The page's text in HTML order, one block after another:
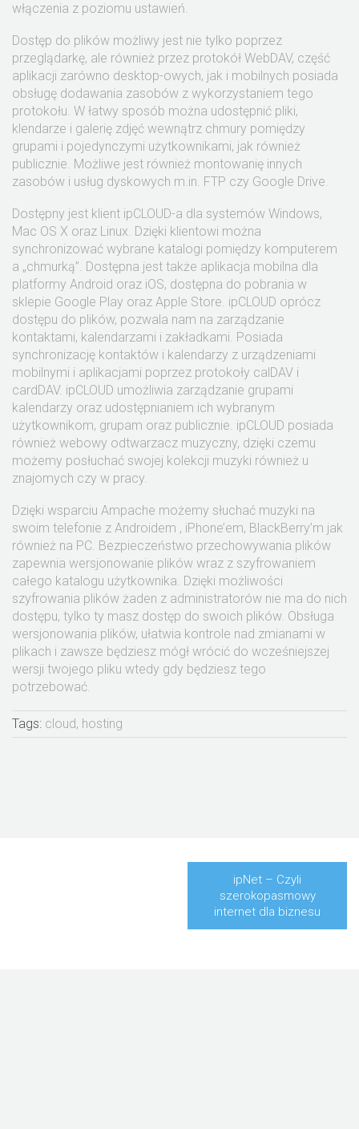
włączenia z poziomu ustawień.
Dostęp do plików możliwy jest nie tylko poprzez
przeglądarkę, ale również przez protokół WebDAV, część
aplikacji zarówno desktop-owych, jak i mobilnych posiada
obsługę dodawania zasobów z wykorzystaniem tego
protokołu. W łatwy sposób można udostępnić pliki,
klendarze i galerię zdjęć wewnątrz chmury pomiędzy
grupami i pojedynczymi użytkownikami, jak również
publicznie. Możliwe jest również montowanię innych
zasobów i usług dyskowych m.in. FTP czy Google Drive.
Dostępny jest klient ipCLOUD-a dla systemów Windows,
Mac OS X oraz Linux. Dzięki klientowi można
synchronizować wybrane katalogi pomiędzy komputerem
a „chmurką”. Dostępna jest także aplikacja mobilna dla
platformy Android oraz iOS, dostępna do pobrania w
sklepie Google Play oraz Apple Store. ipCLOUD oprócz
dostępu do plików, pozwala nam na zarządzanie
kontaktami, kalendarzami i zakładkami. Posiada
synchronizację kontaktów i kalendarzy z urządzeniami
mobilnymi i aplikacjami poprzez protokoły calDAV i
cardDAV. ipCLOUD umożliwia zarządzanie grupami
kalendarzy oraz udostępnianiem ich wybranym
użytkownikom, grupam oraz publicznie. ipCLOUD posiada
również webowy odtwarzacz muzyczny, dzięki czemu
możemy posłuchać swojej kolekcji muzyki również u
znajomych czy w pracy.
Dzięki wsparciu Ampache możemy słuchać muzyki na
swoim telefonie z Androidem , iPhone’em, BlackBerry’m jak
również na PC. Bezpieczeństwo przechowywania plików
zapewnia wersjonowanie plików wraz z szyfrowaniem
całego katalogu użytkownika. Dzięki możliwości
szyfrowania plików żaden z administratorów nie ma do nich
dostępu, tylko ty masz dostęp do swoich plików. Obsługa
wersjonowania plików, ułatwia kontrole nad zmianami w
plikach i zawsze będziesz mógł wrócić do wcześniejszej
wersji twojego pliku wtedy gdy będziesz tego
potrzebować.
Tags: cloud, hosting
ipNet – Czyli
szerokopasmowy
internet dla biznesu